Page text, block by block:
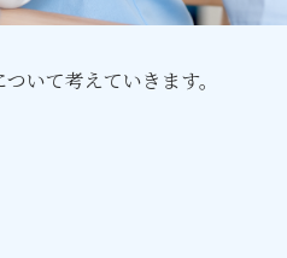
いて考えていきます。